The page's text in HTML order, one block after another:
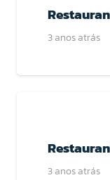
3 anos atrás
3 anos atrás